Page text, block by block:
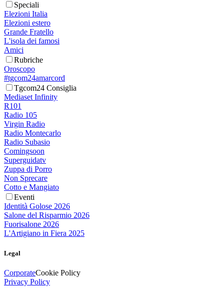
Speciali
Elezioni Italia
Elezioni estero
Grande Fratello
L'isola dei famosi
Amici
Rubriche
Oroscopo
#tgcom24amarcord
Tgcom24 Consiglia
Mediaset Infinity
R101
Radio 105
Virgin Radio
Radio Montecarlo
Radio Subasio
Comingsoon
Superguidatv
Zuppa di Porro
Non Sprecare
Cotto e Mangiato
Eventi
Identità Golose 2026
Salone del Risparmio 2026
Fuorisalone 2026
L'Artigiano in Fiera 2025
Legal
CorporateCookie Policy
Privacy Policy